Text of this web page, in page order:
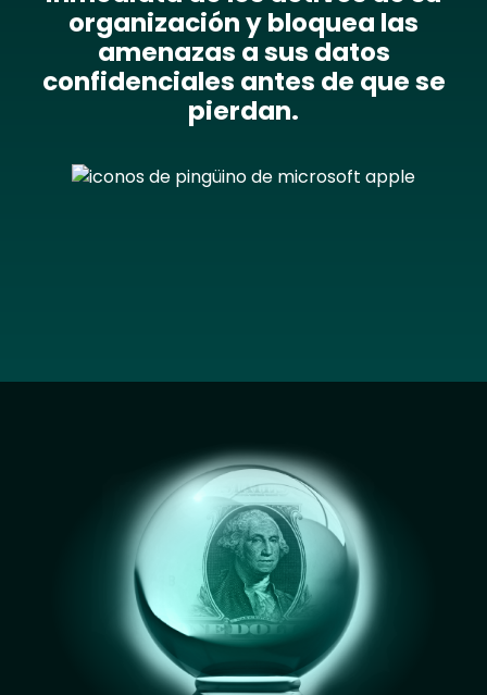
organización y bloquea las
amenazas a sus datos
confidenciales antes de que se
pierdan.